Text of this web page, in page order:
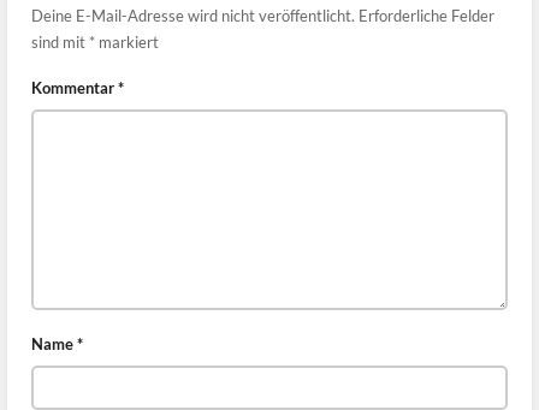
Deine E-Mail-Adresse wird nicht veröffentlicht. Erforderliche Felder
sind mit * markiert
Kommentar*
Name*